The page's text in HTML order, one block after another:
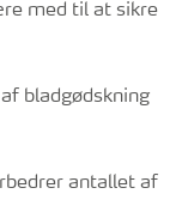
med til at sikre
bladgødskning
antallet af